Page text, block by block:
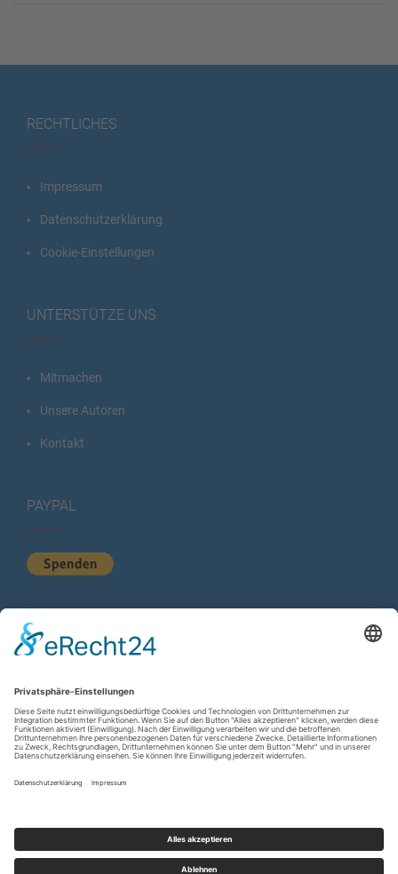
RECHTLICHES
Impressum
Datenschutzerklärung
Cookie-Einstellungen
UNTERSTÜTZE UNS
Mitmachen
Unsere Autoren
Kontakt
PAYPAL
KURZSTATISTIK
Total Views:613.024
Besucher gesamt:223.482
Gesamt Beiträge: